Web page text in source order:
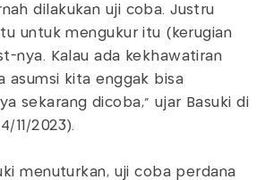
dilakukan uji coba. Justru
untuk mengukur itu (kerugian
nya. Kalau ada kekhawatiran
asumsi kita enggak bisa
sekarang dicoba," ujar Basuki di
11/2023).
menuturkan, uji coba perdana